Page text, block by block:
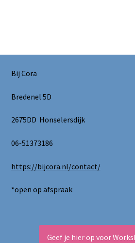
Bij Cora
Bredenel 5D
2675DD Honselersdijk
06-51373186
https://bijcora.nl/contact/
*open op afspraak
Geef je hier op voor